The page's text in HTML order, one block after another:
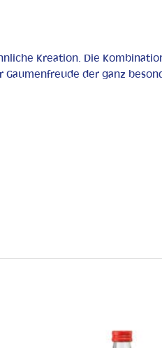
Kreation. Die
der ganz